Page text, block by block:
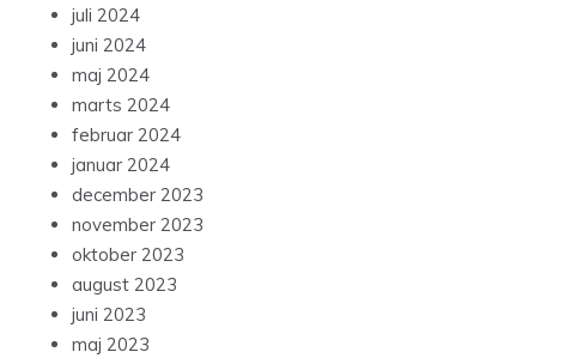
juli 2024
juni 2024
maj 2024
marts 2024
februar 2024
januar 2024
december 2023
november 2023
oktober 2023
august 2023
juni 2023
maj 2023